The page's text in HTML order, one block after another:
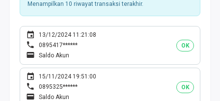
Menampilkan 10 riwayat transaksi terakhir.
OK
13/12/2024 11:21:08
0895417******
Saldo Akun
OK
15/11/2024 19:51:00
0895325******
Saldo Akun